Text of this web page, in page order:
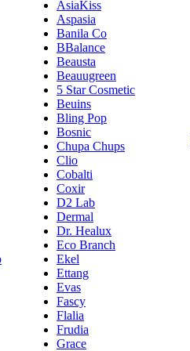
AsiaKiss
Aspasia
Banila Co
BBalance
Beausta
Beauugreen
5 Star Cosmetic
Beuins
Bling Pop
Bosnic
Chupa Chups
Clio
Cobalti
Coxir
D2 Lab
Dermal
Dr. Healux
Eco Branch
Ekel
Ettang
Evas
Fascy
Flalia
Frudia
Grace